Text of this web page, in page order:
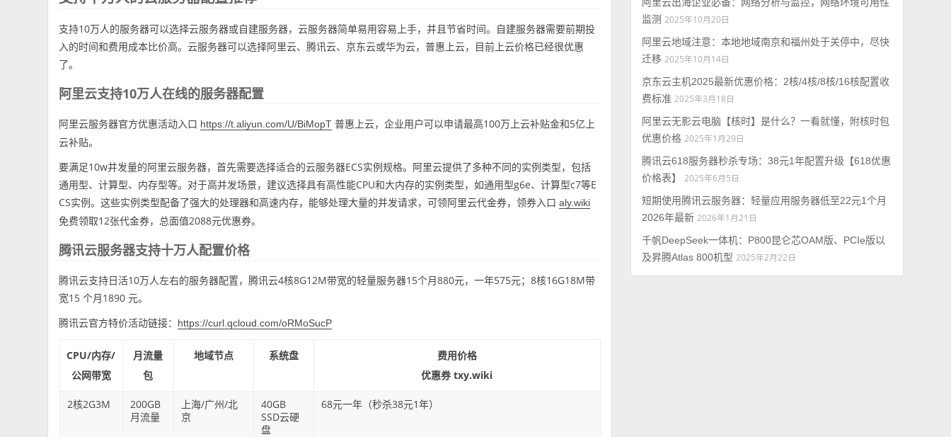
支持10万人的服务器可以选择云服务器或自建服务器，云服务器简单易用容易上手，并且节省时间。自建服务器需要前期投
入的时间和费用成本比价高。云服务器可以选择阿里云、腾讯云、京东云或华为云，普惠上云，目前上云价格已经很优惠
了。
阿里云支持10万人在线的服务器配置
阿里云服务器官方优惠活动入口 https://t.aliyun.com/U/BiMopT 普惠上云，企业用户可以申请最高100万上云补贴金和5亿上
云补贴。
要满足10w并发量的阿里云服务器，首先需要选择适合的云服务器ECS实例规格。阿里云提供了多种不同的实例类型，包括
通用型、计算型、内存型等。对于高并发场景，建议选择具有高性能CPU和大内存的实例类型，如通用型g6e、计算型c7等E
CS实例。这些实例类型配备了强大的处理器和高速内存，能够处理大量的并发请求，可领阿里云代金券，领券入口aly.wiki
免费领取12张代金券，总面值2088元优惠券。
腾讯云服务器支持十万人配置价格
腾讯云支持日活10万人左右的服务器配置，腾讯云4核8G12M带宽的轻量服务器15个月880元，一年575元；8核16G18M带
宽15 个月1890 元。
腾讯云官方特价活动链接：
https://curl.qcloud.com/oRMoSucP
CPU/内存/
公网带宽
月流量
包
地域节点 系统盘
费用价格
优惠券 txy.wiki
2核2G3M
200GB
月流量
上海/广州/北
京
40GB
SSD云硬
盘
68元一年（秒杀38元1年）
监测 2025年10月20日
阿里云地域注意：本地地域南京和福州处于关停中，尽快
迁移 2025年10月14日
京东云主机2025最新优惠价格：2核/4核/8核/16核配置收
费标准 2025年3月18日
阿里云无影云电脑【核时】是什么？一看就懂，附核时包
优惠价格 2025年1月29日
腾讯云618服务器秒杀专场：38元1年配置升级【618优惠
价格表】
2025年6月5日
短期使用腾讯云服务器：轻量应用服务器低至22元1个月
2026年最新 2026年1月21日
千帆DeepSeek一体机：P800昆仑芯OAM版、PCIe版以
及昇腾Atlas 800机型 2025年2月22日